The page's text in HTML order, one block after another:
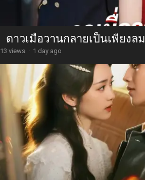
ดาวเมื่อวานกลายเป็นเพียงลม
13 views · 1 day ago